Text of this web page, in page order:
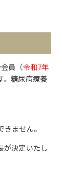
員（令和7年
。糖尿病療養
ません。
が決定いたし